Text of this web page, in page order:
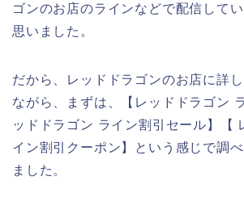
ゴンのお店のラインなどで配信して
思いました。
だから、レッドドラゴンのお店に詳
ながら、まずは、【レッドドラゴン
ッドドラゴン ライン割引セール】【
イン割引クーポン】という感じで調
ました。